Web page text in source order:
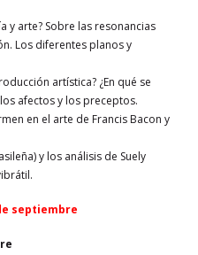
y arte? Sobre las resonancias
Los diferentes planos y
artística? ¿En qué se
afectos y los preceptos.
en el arte de Francis Bacon y
y los análisis de Suely
septiembre